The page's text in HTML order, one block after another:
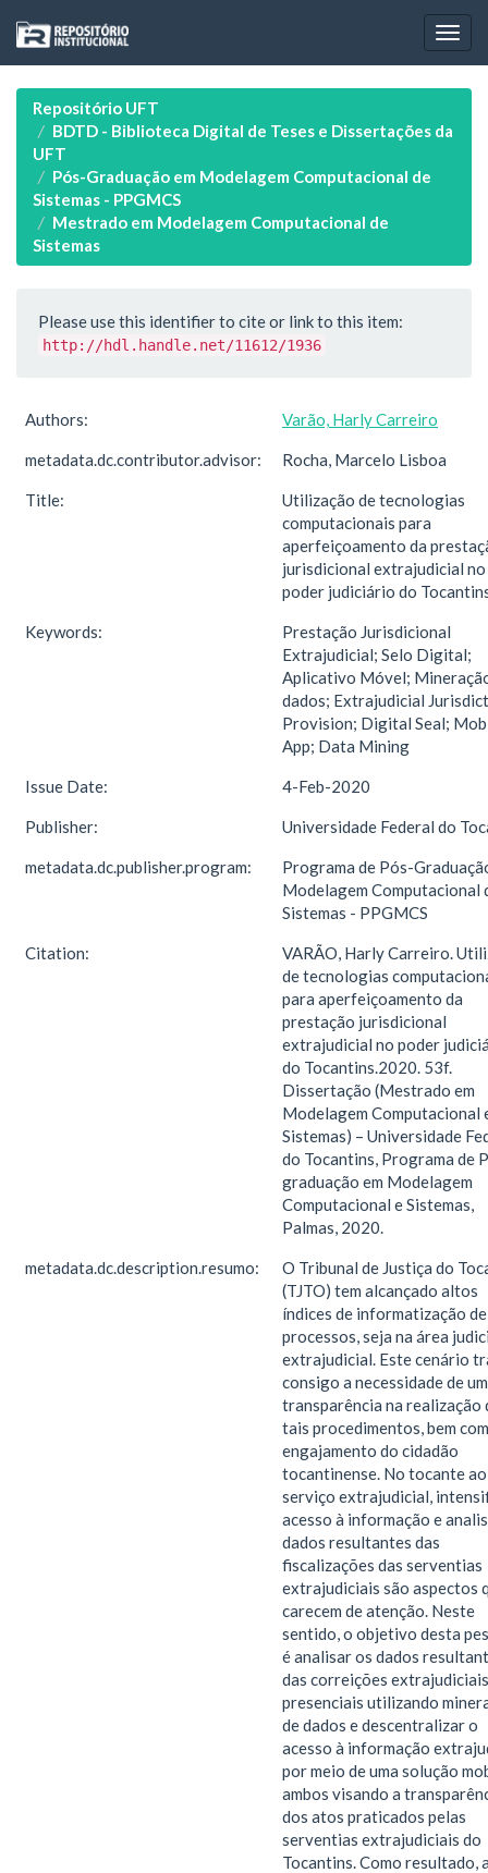
navigation
Repositório UFT
BDTD - Biblioteca Digital de Teses e Dissertações da
UFT
Pós-Graduação em Modelagem Computacional de
Sistemas - PPGMCS
Mestrado em Modelagem Computacional de
Sistemas
Please use this identifier to cite or link to this item:
http://hdl.handle.net/11612/1936
Authors: Varão, Harly Carreiro
metadata.dc.contributor.advisor: Rocha, Marcelo Lisboa
Title:
Utilização de tecnologias
computacionais para
aperfeiçoamento da
jurisdicional extrajudicial no
poder judiciário do
Keywords:
Prestação Jurisdicional
Extrajudicial; Selo Digital;
Aplicativo Móvel;
dados; Extrajudicial
Provision; Digital Seal;
App; Data Mining
Issue Date: 4-Feb-2020
Publisher: Universidade Federal do
metadata.dc.publisher.program:
Programa de Pós-
Modelagem Computacional
Sistemas - PPGMCS
Citation:
VARÃO, Harly Carreiro.
de tecnologias
para aperfeiçoamento da
prestação jurisdicional
extrajudicial no poder
do Tocantins.2020. 53f.
Dissertação (Mestrado em
Modelagem Computacional
Sistemas) – Universidade
do Tocantins, Programa de
graduação em Modelagem
Computacional e Sistemas,
Palmas, 2020.
metadata.dc.description.resumo:
O Tribunal de Justiça do
(TJTO) tem alcançado altos
índices de informatização
processos, seja na área
extrajudicial. Este cenário
consigo a necessidade de
transparência na realização
tais procedimentos, bem
engajamento do cidadão
tocantinense. No tocante ao
serviço extrajudicial,
acesso à informação e
dados resultantes das
fiscalizações das serventias
extrajudiciais são aspectos
carecem de atenção. Neste
sentido, o objetivo desta
é analisar os dados
das correições extrajudiciais
presenciais utilizando
de dados e descentralizar o
acesso à informação
por meio de uma solução
ambos visando a
dos atos praticados pelas
serventias extrajudiciais do
Tocantins. Como resultado,